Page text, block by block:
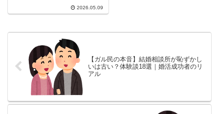
2026.05.09
【ガル民の本音】結婚相談所が恥ずかし
いは古い？体験談18選｜婚活成功者のリ
アル